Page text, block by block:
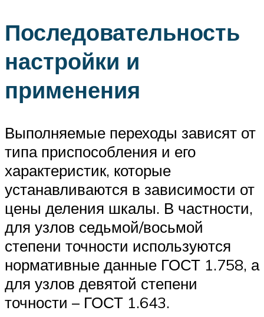
Последовательность
настройки и
применения
Выполняемые переходы зависят от
типа приспособления и его
характеристик, которые
устанавливаются в зависимости от
цены деления шкалы. В частности,
для узлов седьмой/восьмой
степени точности используются
нормативные данные ГОСТ 1.758, а
для узлов девятой степени
точности – ГОСТ 1.643.